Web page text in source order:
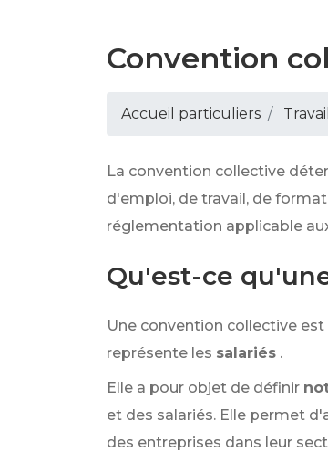
Convention
Accueil particuliers
La convention collective
d'emploi, de travail, de
réglementation applicable
Qu'est-ce
Une convention collective
représente les salariés .
Elle a pour objet de définir
et des salariés. Elle permet
des entreprises dans leur